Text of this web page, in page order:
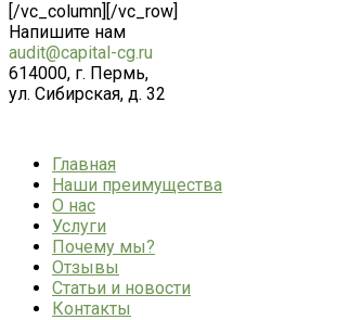
[/vc_column][/vc_row]
Напишите нам
audit@capital-cg.ru
614000, г. Пермь,
ул. Сибирская, д. 32
Главная
Наши преимущества
О нас
Услуги
Почему мы?
Отзывы
Статьи и новости
Контакты